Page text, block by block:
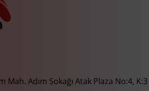
Mah. Adım Sokağı Atak Plaza No:4,